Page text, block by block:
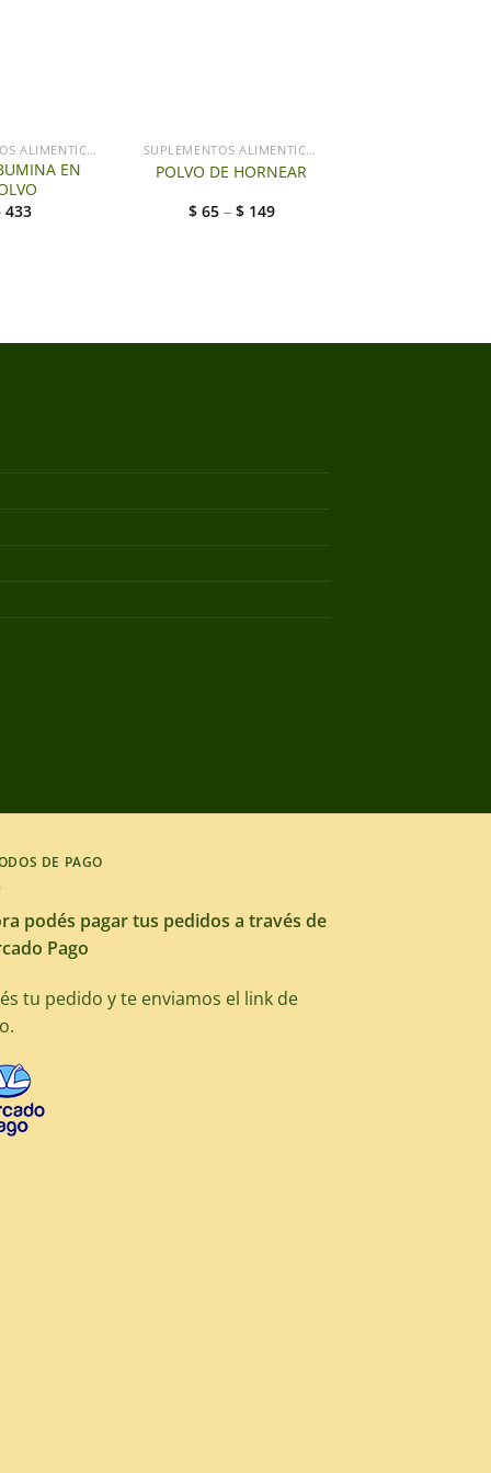
SUPLEMENTOS ALIMENTICIOS
EN
433
SUPLEMENTOS ALIMENTICIOS
POLVO DE HORNEAR
$ 65– $ 149
DE PAGO
podés pagar tus pedidos a través de
Pago
tu pedido y te enviamos el link de